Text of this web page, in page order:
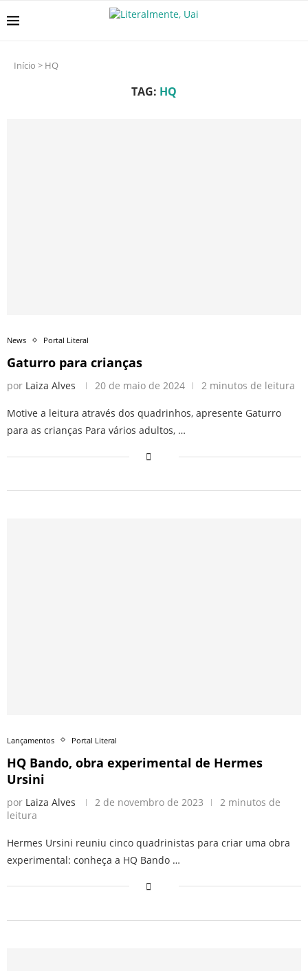
Início > HQ
TAG: HQ
News Portal Literal
Gaturro para crianças
por Laiza Alves 20 de maio de 2024 2 minutos de leitura
Motive a leitura através dos quadrinhos, apresente Gaturro
para as crianças Para vários adultos, …
Lançamentos Portal Literal
HQ Bando, obra experimental de Hermes
Ursini
por Laiza Alves 2 de novembro de 2023
2 minutos de
leitura
Hermes Ursini reuniu cinco quadrinistas para criar uma obra
experimental: conheça a HQ Bando …